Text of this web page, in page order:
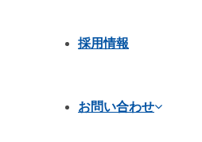
採用情報
お問い合わせ